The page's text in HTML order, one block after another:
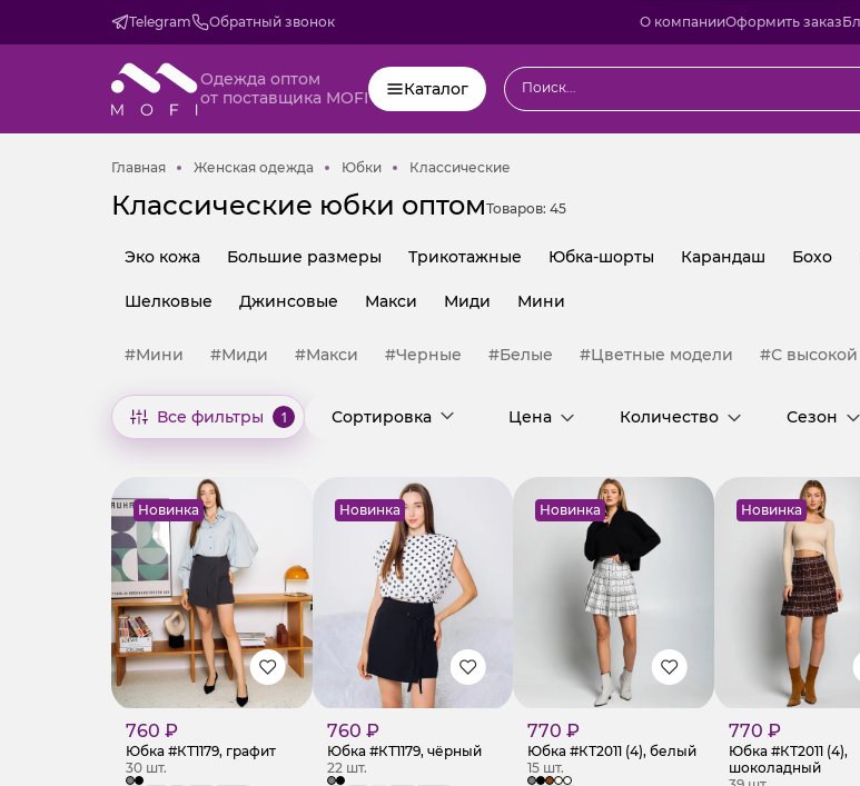
Telegram Обратный звонок О компанииОформить заказ
Одежда оптом
от поставщика MOFI
Каталог
ГлавнаяГлавнаяЖенская одежда Женская одежда
ЮбкиЮбкиКлассические
Классические юбки оптомТоваров: 45
Эко кожа Большие размеры Трикотажные Юбка-шорты Карандаш Бохо
Шелковые Джинсовые Макси Миди Мини
#Мини #Миди #Макси #Черные #Белые #Цветные модели #С высокой
Все фильтры 1 Сортировка Цена Количество Сезон
Новинка
760 ₽
Юбка #КТ1179, графит
30 шт.
Новинка
760 ₽
Юбка #КТ1179, чёрный
22 шт.
Новинка
770 ₽
Юбка #КТ2011 (4), белый
15 шт.
Новинка
770 ₽
Юбка #КТ2011 (4),
шоколадный